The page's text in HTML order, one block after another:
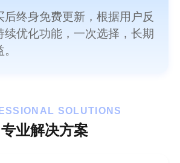
后终身免费更新，根据用户反
续优化功能，一次选择，长期
SOLUTIONS
专业解决方案